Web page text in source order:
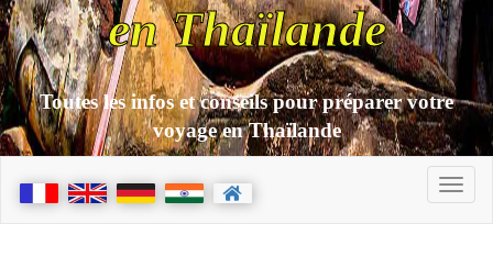
en Thaïlande
Toutes les infos et conseils pour préparer votre
voyage en Thaïlande